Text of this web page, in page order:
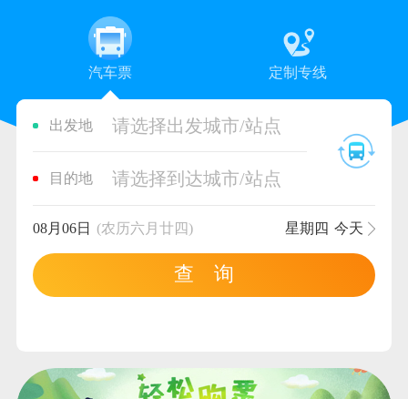
汽车票 定制专线
出发地 请选择出发城市/站点
目的地 请选择到达城市/站点
08月06日 (农历六月廿四) 星期四 今天
查 询